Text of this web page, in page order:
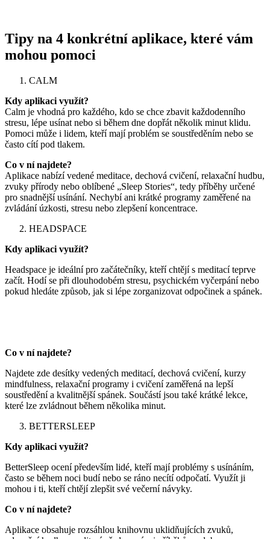
Tipy na 4 konkrétní aplikace, které vám
mohou pomoci
CALM
Kdy aplikaci využít?
Calm je vhodná pro každého, kdo se chce zbavit každodenního
stresu, lépe usínat nebo si během dne dopřát několik minut klidu.
Pomoci může i lidem, kteří mají problém se soustředěním nebo se
často cítí pod tlakem.
Co v ní najdete?
Aplikace nabízí vedené meditace, dechová cvičení, relaxační hudbu,
zvuky přírody nebo oblíbené „Sleep Stories“, tedy příběhy určené
pro snadnější usínání. Nechybí ani krátké programy zaměřené na
zvládání úzkosti, stresu nebo zlepšení koncentrace.
HEADSPACE
Kdy aplikaci využít?
Headspace je ideální pro začátečníky, kteří chtějí s meditací teprve
začít. Hodí se při dlouhodobém stresu, psychickém vyčerpání nebo
pokud hledáte způsob, jak si lépe zorganizovat odpočinek a spánek.
Co v ní najdete?
Najdete zde desítky vedených meditací, dechová cvičení, kurzy
mindfulness, relaxační programy i cvičení zaměřená na lepší
soustředění a kvalitnější spánek. Součástí jsou také krátké lekce,
které lze zvládnout během několika minut.
BETTERSLEEP
Kdy aplikaci využít?
BetterSleep ocení především lidé, kteří mají problémy s usínáním,
často se během noci budí nebo se ráno necítí odpočatí. Využít ji
mohou i ti, kteří chtějí zlepšit své večerní návyky.
Co v ní najdete?
Aplikace obsahuje rozsáhlou knihovnu uklidňujících zvuků,